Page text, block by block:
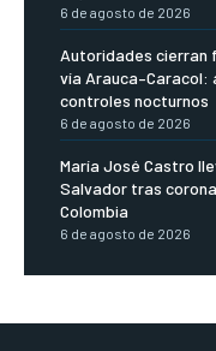
6 de agosto de 2026
Autoridades cierran
vía
controles nocturnos
6 de agosto de 2026
María José Castro
Salvador tras
Colombia
6 de agosto de 2026